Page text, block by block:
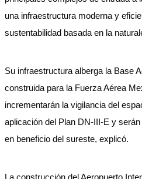
una infraestructura moderna y
sustentabilidad basada en la
Su infraestructura alberga la Base
construida para la Fuerza Aérea
incrementarán la vigilancia del
aplicación del Plan DN-III-E y
en beneficio del sureste, explicó.